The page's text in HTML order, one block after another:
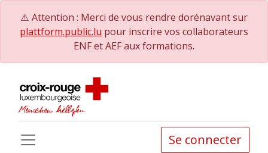
⚠️ Attention : Merci de vous rendre dorénavant sur
plattform.public.lu pour inscrire vos collaborateurs
ENF et AEF aux formations.
Se connecter